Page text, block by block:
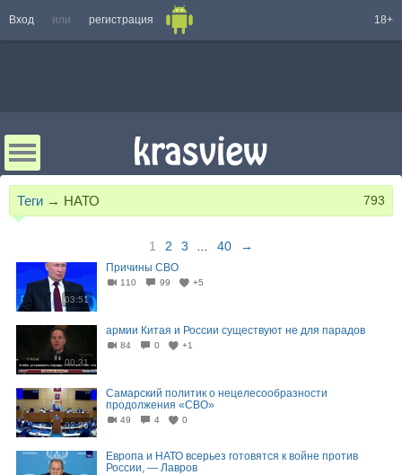
Вход или регистрация 18+
Теги → НАТО 793
1 2 3 40 →
03:51
Причины СВО
110 99 +5
00:31
армии Китая и России существуют не для парадов
84 0 +1
02:26
Самарский политик о нецелесообразности
продолжения «СВО»
49 4 0
Европа и НАТО всерьез готовятся к войне против
России, — Лавров